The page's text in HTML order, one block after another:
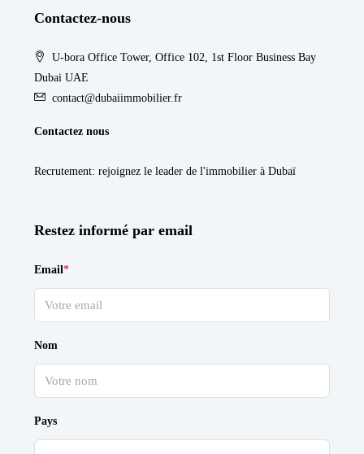
Contactez-nous
U-bora Office Tower, Office 102, 1st Floor Business Bay
Dubai UAE
contact@dubaiimmobilier.fr
Contactez nous
Recrutement: rejoignez le leader de l'immobilier à Dubaï
Restez informé par email
Email*
Nom
Pays